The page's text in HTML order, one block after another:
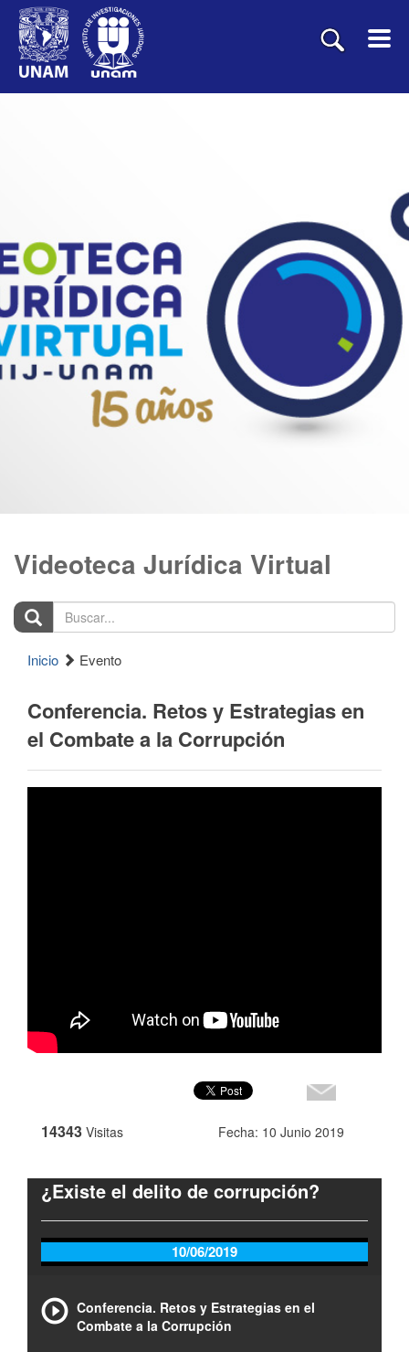
Videoteca Jurídica Virtual
Buscar...
Inicio Evento
Conferencia. Retos y Estrategias en
el Combate a la Corrupción
14343 Visitas Fecha: 10 Junio 2019
¿Existe el delito de corrupción?
10/06/2019
Conferencia. Retos y Estrategias en el
Combate a la Corrupción